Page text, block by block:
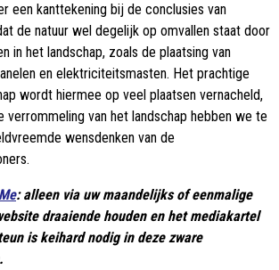
een kanttekening bij de conclusies van
de natuur wel degelijk op omvallen staat door
in het landschap, zoals de plaatsing van
en elektriciteitsmasten. Het prachtige
wordt hiermee op veel plaatsen vernacheld,
verrommeling van het landschap hebben we te
wensdenken van de
: alleen via uw maandelijks of eenmalige
draaiende houden en het mediakartel
is keihard nodig in deze zware